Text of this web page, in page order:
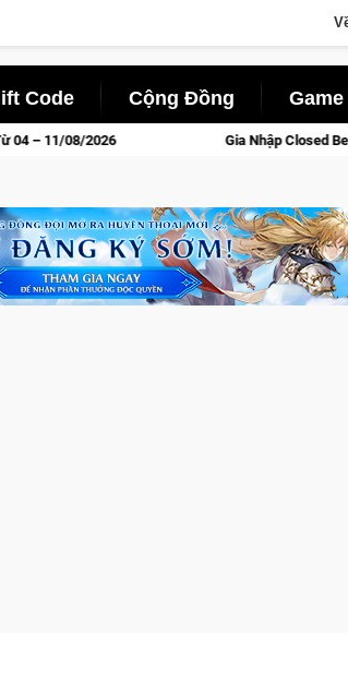
Code Cộng Đồng
Gia Nhập Closed Beta Norse Saga: Cửu Giới